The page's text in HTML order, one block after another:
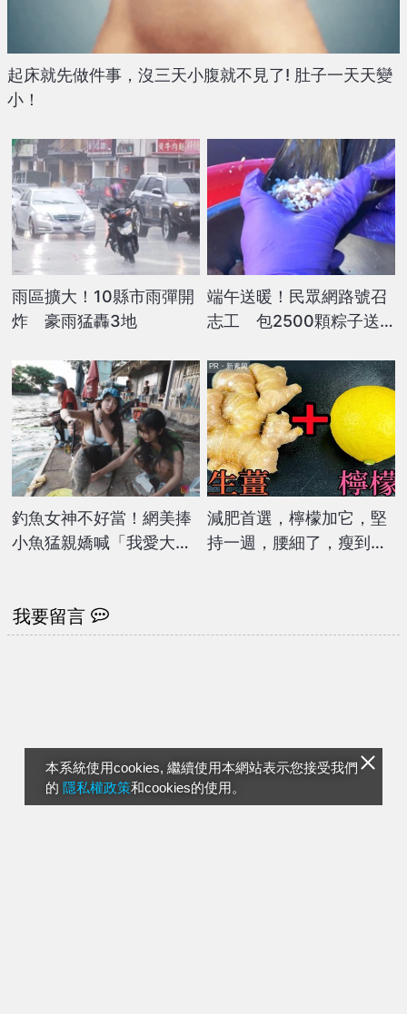
本系統使用cookies, 繼續使用本網站表示您接受我們
的 隱私權政策和cookies的使用。
起床就先做件事，沒三天小腹就不見了! 肚子一天天變
小！
雨區擴大！10縣市雨彈開
炸 豪雨猛轟3地
端午送暖！民眾網路號召
志工 包2500顆粽子送
釣魚女神不好當！網美捧
小魚猛親嬌喊「我愛大隻
減肥首選，檸檬加它，堅
持一週，腰細了，瘦到你
PR・新素簡
我要留言